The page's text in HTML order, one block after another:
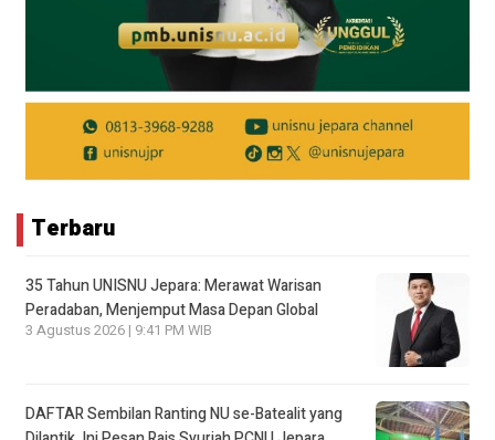
Terbaru
35 Tahun UNISNU Jepara: Merawat Warisan
Peradaban, Menjemput Masa Depan Global
3 Agustus 2026 | 9:41 PM WIB
DAFTAR Sembilan Ranting NU se-Batealit yang